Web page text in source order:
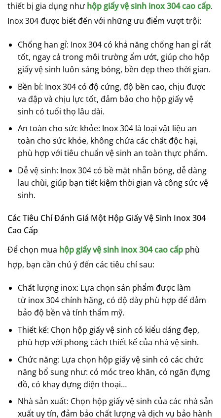
thiết bị gia dụng như hộp giấy vệ sinh inox 304 cao cấp.
Inox 304 được biết đến với những ưu điểm vượt trội:
Chống han gỉ: Inox 304 có khả năng chống han gỉ rất
tốt, ngay cả trong môi trường ẩm ướt, giúp cho hộp
giấy vệ sinh luôn sáng bóng, bền đẹp theo thời gian.
Bền bỉ: Inox 304 có độ cứng, độ bền cao, chịu được
va đập và chịu lực tốt, đảm bảo cho hộp giấy vệ
sinh có tuổi thọ lâu dài.
An toàn cho sức khỏe: Inox 304 là loại vật liệu an
toàn cho sức khỏe, không chứa các chất độc hại,
phù hợp với tiêu chuẩn vệ sinh an toàn thực phẩm.
Dễ vệ sinh: Inox 304 có bề mặt nhẵn bóng, dễ dàng
lau chùi, giúp bạn tiết kiệm thời gian và công sức vệ
sinh.
Các Tiêu Chí Đánh Giá Một Hộp Giấy Vệ Sinh Inox 304
Cao Cấp
Để chọn mua hộp giấy vệ sinh inox 304 cao cấp phù
hợp, bạn cần chú ý đến các tiêu chí sau:
Chất lượng inox: Lựa chọn sản phẩm được làm
từ inox 304 chính hãng, có độ dày phù hợp để đảm
bảo độ bền và tính thẩm mỹ.
Thiết kế: Chọn hộp giấy vệ sinh có kiểu dáng đẹp,
phù hợp với phong cách thiết kế của nhà vệ sinh.
Chức năng: Lựa chọn hộp giấy vệ sinh có các chức
năng bổ sung như: có móc treo khăn, có ngăn đựng
đồ, có khay đựng điện thoại…
Nhà sản xuất: Chọn hộp giấy vệ sinh của các nhà sản
xuất uy tín, đảm bảo chất lượng và dịch vụ bảo hành